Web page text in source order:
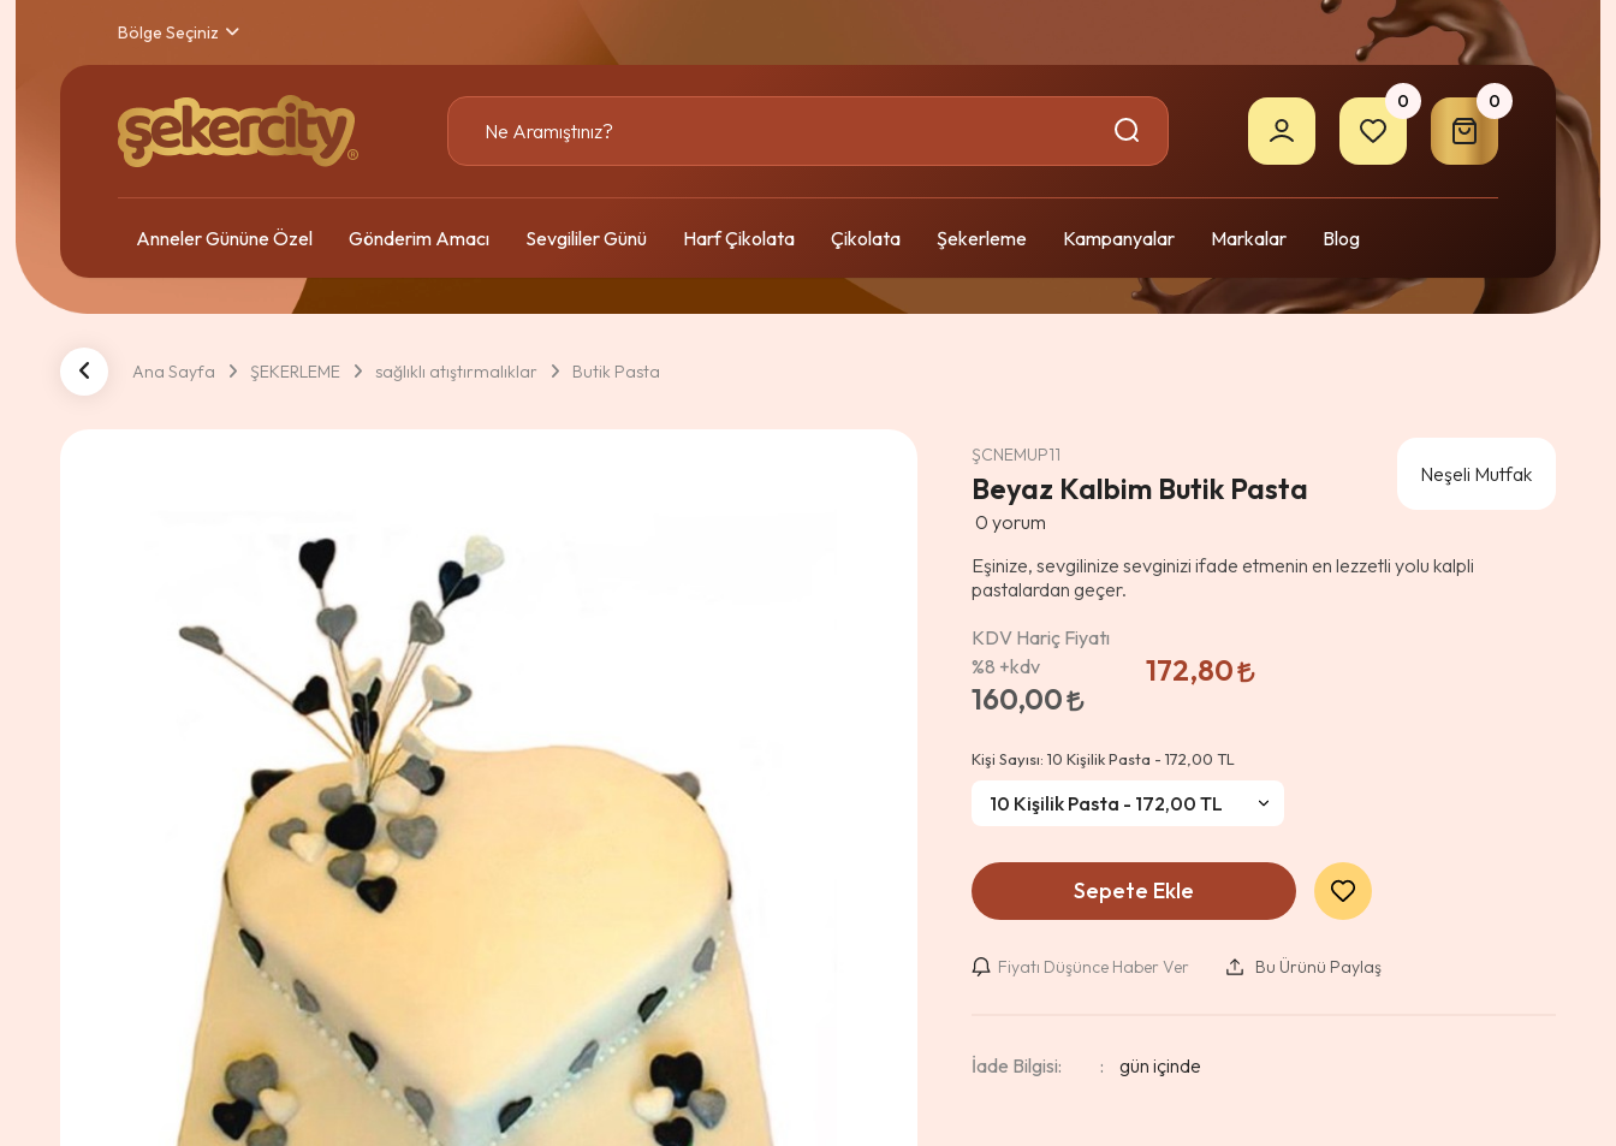
Bölge Seçiniz
0 0
Anneler Gününe Özel Gönderim Amacı Sevgililer Günü Harf Çikolata Çikolata Şekerleme Kampanyalar Markalar Blog
Ana Sayfa ŞEKERLEME sağlıklı atıştırmalıklar Butik Pasta
ŞCNEMUP11
Beyaz Kalbim Butik Pasta
0 yorum
Neşeli Mutfak
Eşinize, sevgilinize sevginizi ifade etmenin en lezzetli yolu kalpli
pastalardan geçer.
KDV Hariç Fiyatı
%8 +kdv
160,00
172,80
Kişi Sayısı:10 Kişilik Pasta - 172,00 TL
Sepete Ekle
Fiyatı Düşünce Haber Ver Bu Ürünü Paylaş
İade Bilgisi: